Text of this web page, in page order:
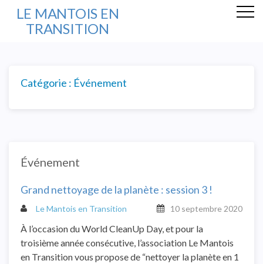
LE MANTOIS EN
TRANSITION
Catégorie : Événement
Événement
Grand nettoyage de la planète : session 3 !
Le Mantois en Transition 10 septembre 2020
À l’occasion du World CleanUp Day, et pour la
troisième année consécutive, l’association Le Mantois
en Transition vous propose de “nettoyer la planète en 1